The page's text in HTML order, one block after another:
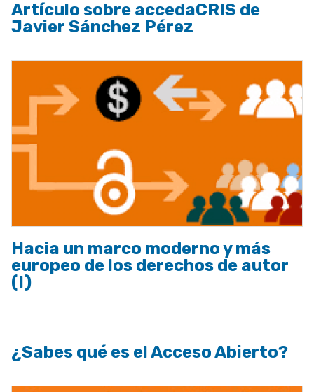
Artículo sobre accedaCRIS de
Javier Sánchez Pérez
Hacia un marco moderno y más
europeo de los derechos de autor
(I)
¿Sabes qué es el Acceso Abierto?